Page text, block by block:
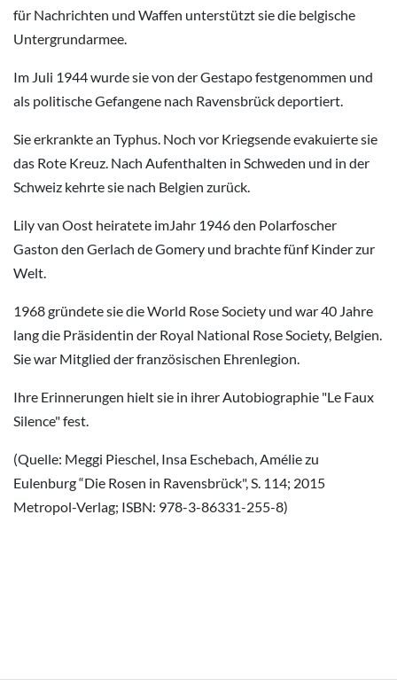
für Nachrichten und Waffen unterstützt sie die belgische
Untergrundarmee.
Im Juli 1944 wurde sie von der Gestapo festgenommen und
als politische Gefangene nach Ravensbrück deportiert.
Sie erkrankte an Typhus. Noch vor Kriegsende evakuierte sie
das Rote Kreuz. Nach Aufenthalten in Schweden und in der
Schweiz kehrte sie nach Belgien zurück.
Lily van Oost heiratete imJahr 1946 den Polarfoscher
Gaston den Gerlach de Gomery und brachte fünf Kinder zur
Welt.
1968 gründete sie die World Rose Society und war 40 Jahre
lang die Präsidentin der Royal National Rose Society, Belgien.
Sie war Mitglied der französischen Ehrenlegion.
Ihre Erinnerungen hielt sie in ihrer Autobiographie "Le Faux
Silence" fest.
(Quelle: Meggi Pieschel, Insa Eschebach, Amélie zu
Eulenburg “Die Rosen in Ravensbrück", S. 114; 2015
Metropol-Verlag; ISBN: 978-3-86331-255-8)